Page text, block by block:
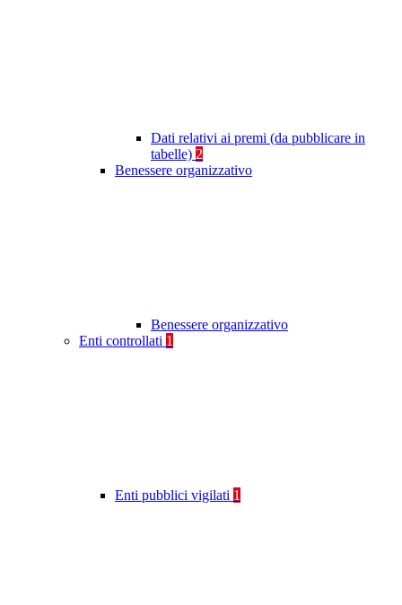
Dati relativi ai premi (da pubblicare in
tabelle) 2
Benessere organizzativo
Benessere organizzativo
Enti controllati 1
Enti pubblici vigilati 1